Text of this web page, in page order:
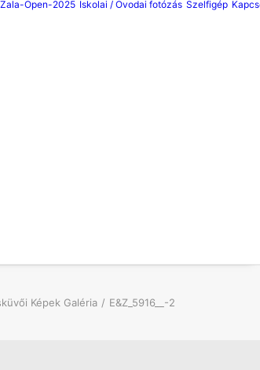
Zala-Open-2025 Iskolai / Ovodai fotózás Szelfigép
Képek Galéria E&Z_5916__-2